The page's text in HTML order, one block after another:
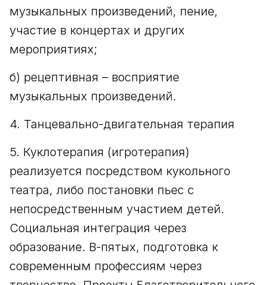
музыкальных произведений, пение,
участие в концертах и других
мероприятиях;
б) рецептивная – восприятие
музыкальных произведений.
4. Танцевально-двигательная терапия
5. Куклотерапия (игротерапия)
реализуется посредством кукольного
театра, либо постановки пьес с
непосредственным участием детей.
Социальная интеграция через
образование. В-пятых, подготовка к
современным профессиям через